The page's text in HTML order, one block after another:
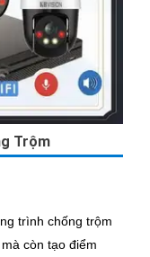
Trộm
trình chống trộm
còn tạo điểm